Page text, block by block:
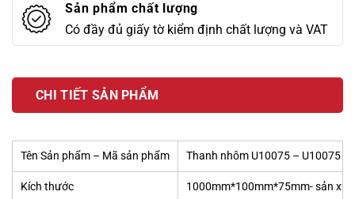
Sản phẩm chất lượng
Có đầy đủ giấy tờ kiểm định chất lượng và VAT
CHI TIẾT SẢN PHẨM
Tên Sản phẩm – Mã sản phẩm Thanh nhôm U10075 – U10075
Kích thước 1000mm*100mm*75mm- sản